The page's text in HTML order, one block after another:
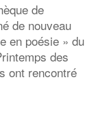
de
de nouveau
en poésie » du
des
ont rencontré